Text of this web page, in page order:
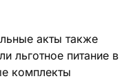
акты также
льготное питание в
комплекты